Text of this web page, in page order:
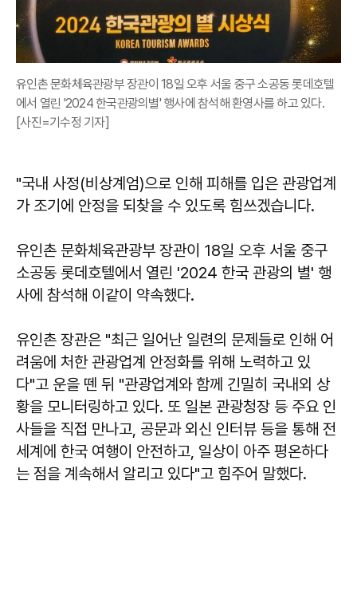
유인촌 문화체육관광부 장관이 18일 오후 서울 중구 소공동 롯데호텔
에서 열린 '2024 한국관광의별' 행사에 참석해 환영사를 하고 있다.
[사진=기수정 기자]
"국내 사정(비상계엄)으로 인해 피해를 입은 관광업계
가 조기에 안정을 되찾을 수 있도록 힘쓰겠습니다.
유인촌 문화체육관광부 장관이 18일 오후 서울 중구
소공동 롯데호텔에서 열린 '2024 한국 관광의 별' 행
사에 참석해 이같이 약속했다.
유인촌 장관은 "최근 일어난 일련의 문제들로 인해 어
려움에 처한 관광업계 안정화를 위해 노력하고 있
다"고 운을 뗀 뒤 "관광업계와 함께 긴밀히 국내외 상
황을 모니터링하고 있다. 또 일본 관광청장 등 주요 인
사들을 직접 만나고, 공문과 외신 인터뷰 등을 통해 전
세계에 한국 여행이 안전하고, 일상이 아주 평온하다
는 점을 계속해서 알리고 있다"고 힘주어 말했다.